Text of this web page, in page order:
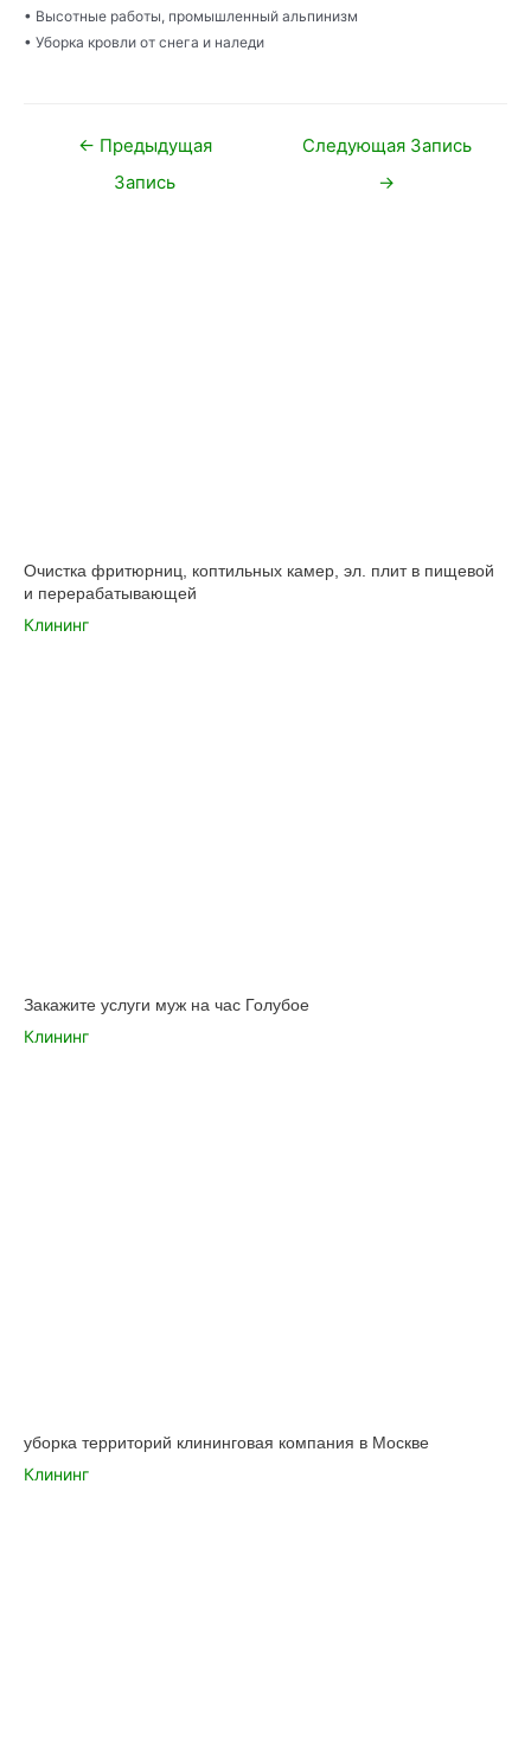
• Высотные работы, промышленный альпинизм
• Уборка кровли от снега и наледи
Навигация
← Предыдущая
Запись
Следующая Запись
→
Очистка фритюрниц, коптильных камер, эл. плит в пищевой
и перерабатывающей
Клининг
Закажите услуги муж на час Голубое
Клининг
уборка территорий клининговая компания в Москве
Клининг